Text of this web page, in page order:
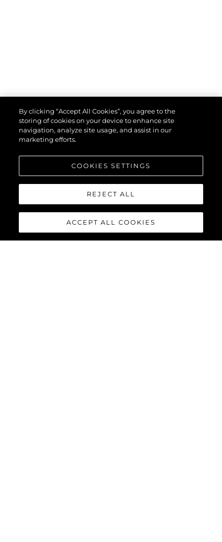
By clicking “Accept All Cookies”, you agree to the
storing of cookies on your device to enhance site
navigation, analyze site usage, and assist in our
marketing efforts.
COOKIES SETTINGS
REJECT ALL
ACCEPT ALL COOKIES